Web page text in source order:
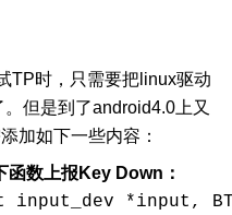
TP时，只需要把linux驱动
但是到了android4.0上又
加如下一些内容：
函数上报Key Down：
*input,